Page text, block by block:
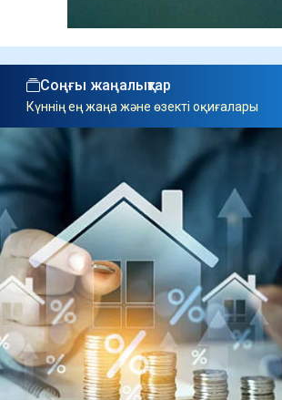
Соңғы жаңалықтар
Күннің ең жаңа және өзекті оқиғалары